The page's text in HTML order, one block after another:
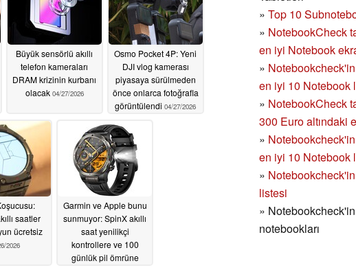
» Top 10
» NotebookCheck
en iyi Notebook
»
en iyi 10 Notebook
» NotebookCheck
300 Euro altındaki
» Notebookcheck'in
en iyi 10 Notebook
»
listesi
»
notebookları
Büyük sensörlü akıllı
telefon kameraları
DRAM krizinin kurbanı
olacak 04/27/2026
Osmo Pocket 4P: Yeni
DJI vlog kamerası
piyasaya sürülmeden
önce onlarca fotoğrafla
görüntülendi 04/27/2026
saatler
ücretsiz
2026
Garmin ve Apple bunu
sunmuyor: SpinX akıllı
saat yenilikçi
kontrollere ve 100
günlük pil ömrüne